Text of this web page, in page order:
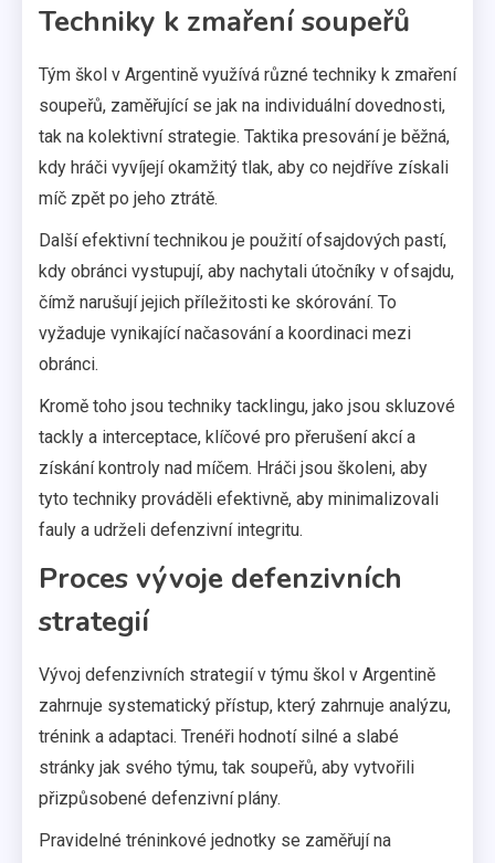
Techniky k zmaření soupeřů
Tým škol v Argentině využívá různé techniky k zmaření
soupeřů, zaměřující se jak na individuální dovednosti,
tak na kolektivní strategie. Taktika presování je běžná,
kdy hráči vyvíjejí okamžitý tlak, aby co nejdříve získali
míč zpět po jeho ztrátě.
Další efektivní technikou je použití ofsajdových pastí,
kdy obránci vystupují, aby nachytali útočníky v ofsajdu,
čímž narušují jejich příležitosti ke skórování. To
vyžaduje vynikající načasování a koordinaci mezi
obránci.
Kromě toho jsou techniky tacklingu, jako jsou skluzové
tackly a interceptace, klíčové pro přerušení akcí a
získání kontroly nad míčem. Hráči jsou školeni, aby
tyto techniky prováděli efektivně, aby minimalizovali
fauly a udrželi defenzivní integritu.
Proces vývoje defenzivních
strategií
Vývoj defenzivních strategií v týmu škol v Argentině
zahrnuje systematický přístup, který zahrnuje analýzu,
trénink a adaptaci. Trenéři hodnotí silné a slabé
stránky jak svého týmu, tak soupeřů, aby vytvořili
přizpůsobené defenzivní plány.
Pravidelné tréninkové jednotky se zaměřují na